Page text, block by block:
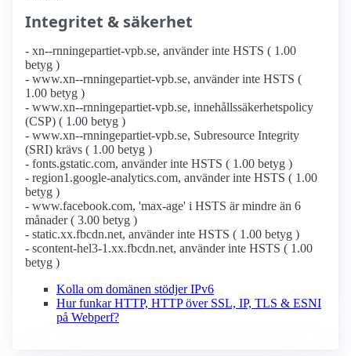
Integritet & säkerhet
- xn--rnningepartiet-vpb.se, använder inte HSTS ( 1.00
betyg )
- www.xn--rnningepartiet-vpb.se, använder inte HSTS (
1.00 betyg )
- www.xn--rnningepartiet-vpb.se, innehållssäkerhetspolicy
(CSP) ( 1.00 betyg )
- www.xn--rnningepartiet-vpb.se, Subresource Integrity
(SRI) krävs ( 1.00 betyg )
- fonts.gstatic.com, använder inte HSTS ( 1.00 betyg )
- region1.google-analytics.com, använder inte HSTS ( 1.00
betyg )
- www.facebook.com, 'max-age' i HSTS är mindre än 6
månader ( 3.00 betyg )
- static.xx.fbcdn.net, använder inte HSTS ( 1.00 betyg )
- scontent-hel3-1.xx.fbcdn.net, använder inte HSTS ( 1.00
betyg )
Kolla om domänen stödjer IPv6
Hur funkar HTTP, HTTP över SSL, IP, TLS & ESNI
på Webperf?